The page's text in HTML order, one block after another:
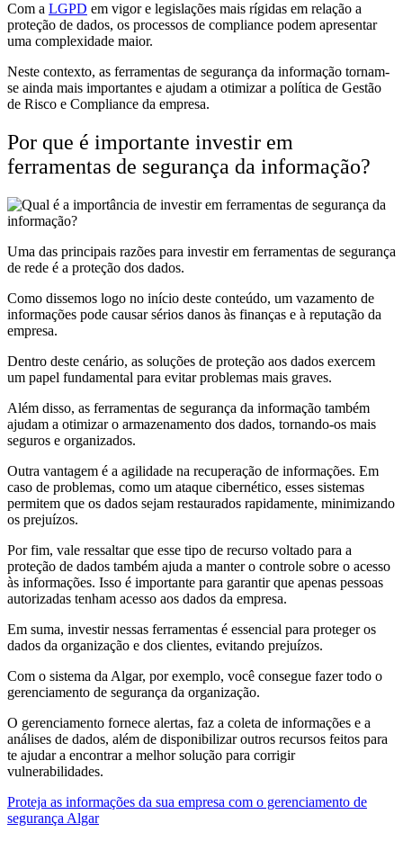
Com a LGPD em vigor e legislações mais rígidas em relação a
proteção de dados, os processos de compliance podem apresentar
uma complexidade maior.
Neste contexto, as ferramentas de segurança da informação tornam-
se ainda mais importantes e ajudam a otimizar a política de Gestão
de Risco e Compliance da empresa.
Por que é importante investir em
ferramentas de segurança da informação?
Uma das principais razões para investir em ferramentas de segurança
de rede é a proteção dos dados.
Como dissemos logo no início deste conteúdo, um vazamento de
informações pode causar sérios danos às finanças e à reputação da
empresa.
Dentro deste cenário, as soluções de proteção aos dados exercem
um papel fundamental para evitar problemas mais graves.
Além disso, as ferramentas de segurança da informação também
ajudam a otimizar o armazenamento dos dados, tornando-os mais
seguros e organizados.
Outra vantagem é a agilidade na recuperação de informações. Em
caso de problemas, como um ataque cibernético, esses sistemas
permitem que os dados sejam restaurados rapidamente, minimizando
os prejuízos.
Por fim, vale ressaltar que esse tipo de recurso voltado para a
proteção de dados também ajuda a manter o controle sobre o acesso
às informações. Isso é importante para garantir que apenas pessoas
autorizadas tenham acesso aos dados da empresa.
Em suma, investir nessas ferramentas é essencial para proteger os
dados da organização e dos clientes, evitando prejuízos.
Com o sistema da Algar, por exemplo, você consegue fazer todo o
gerenciamento de segurança da organização.
O gerenciamento fornece alertas, faz a coleta de informações e a
análises de dados, além de disponibilizar outros recursos feitos para
te ajudar a encontrar a melhor solução para corrigir
vulnerabilidades.
Proteja as informações da sua empresa com o gerenciamento de
segurança Algar